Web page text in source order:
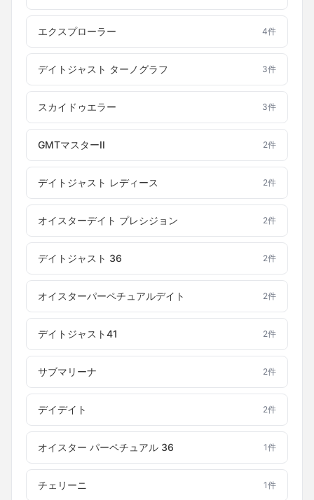
エクスプローラー 4件
デイトジャスト ターノグラフ 3件
スカイドゥエラー 3件
GMTマスターII 2件
デイトジャスト レディース 2件
オイスターデイト プレシジョン 2件
デイトジャスト 36 2件
オイスターパーペチュアルデイト 2件
デイトジャスト41 2件
サブマリーナ 2件
デイデイト 2件
オイスター パーペチュアル 36 1件
チェリーニ 1件